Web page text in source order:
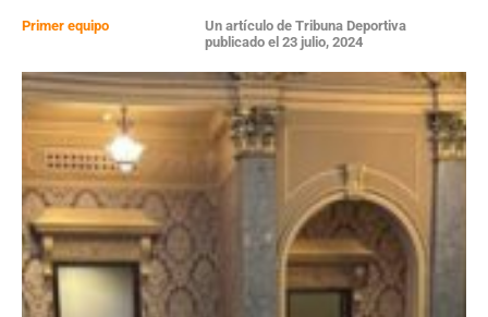
Primer equipo Un artículo de Tribuna Deportiva
publicado el 23 julio, 2024